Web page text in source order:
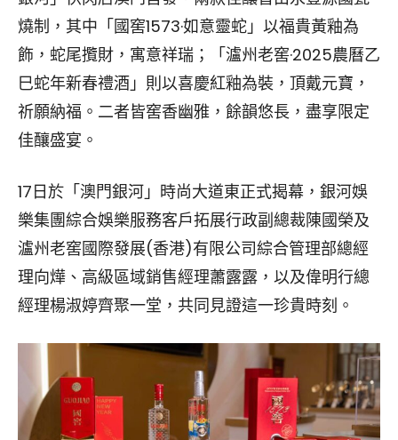
燒制，其中「國窖1573·如意靈蛇」以福貴黃釉為
飾，蛇尾攬財，寓意祥瑞；「瀘州老窖·2025農曆乙
巳蛇年新春禮酒」則以喜慶紅釉為裝，頂戴元寶，
祈願納福。二者皆窖香幽雅，餘韻悠長，盡享限定
佳釀盛宴。
17日於「澳門銀河」時尚大道東正式揭幕，銀河娛
樂集團綜合娛樂服務客戶拓展行政副總裁陳國榮及
瀘州老窖國際發展(香港)有限公司綜合管理部總經
理向燁、高級區域銷售經理蕭露露，以及偉明行總
經理楊淑婷齊聚一堂，共同見證這一珍貴時刻。